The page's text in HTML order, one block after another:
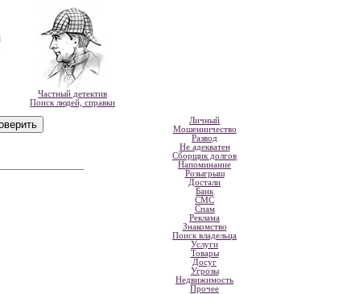
Частный детектив
Поиск людей, справки
Личный
Мошенничество
Развод
Не адекватен
Сборщик долгов
Напоминание
Розыгрыш
Достали
Банк
СМС
Спам
Реклама
Знакомство
Поиск владельца
Услуги
Товары
Досуг
Угрозы
Недвижимость
Прочее